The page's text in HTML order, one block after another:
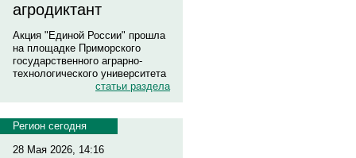
агродиктант
Акция "Единой России" прошла
на площадке Приморского
государственного аграрно-
технологического университета
статьи раздела
Регион сегодня
28 Мая 2026, 14:16